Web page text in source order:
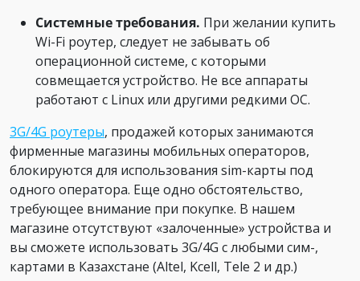
Системные требования. При желании купить
Wi-Fi роутер, следует не забывать об
операционной системе, с которыми
совмещается устройство. Не все аппараты
работают с Linux или другими редкими ОС.
3G/4G роутеры, продажей которых занимаются
фирменные магазины мобильных операторов,
блокируются для использования sim-карты под
одного оператора. Еще одно обстоятельство,
требующее внимание при покупке. В нашем
магазине отсутствуют «залоченные» устройства и
вы сможете использовать 3G/4G с любыми сим-,
картами в Казахстане (Altel, Kcell, Tele 2 и др.)